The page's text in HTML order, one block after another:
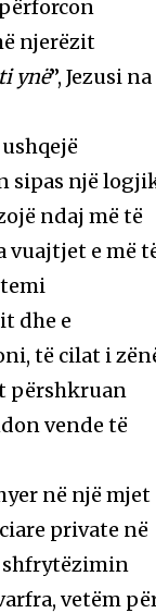
njerëzit
ynë”, Jezusi na
sipas një
ndaj më të
vuajtjet e më
dhe e
të cilat i
përshkruan
vende të
në një mjet
private në
shfrytëzimin
vetëm